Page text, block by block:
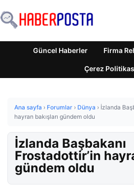
Güncel Haberler Firma
Çerez
Ana sayfa › Forumlar › Dünya › İzlanda
hayran bakışları gündem oldu
İzlanda Başbakanı
Frostadottir’in
gündem oldu